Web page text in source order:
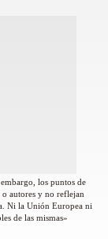
los puntos de
o autores y no reflejan
Ni la Unión Europea ni
de las mismas»